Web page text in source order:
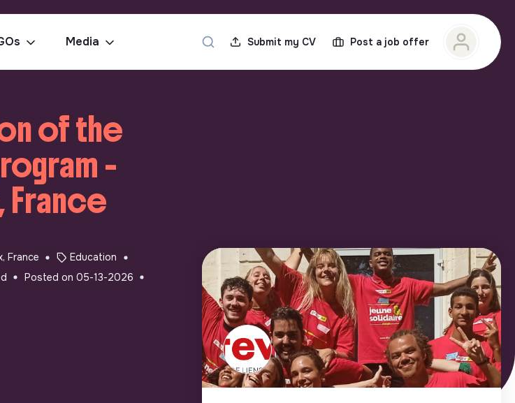
Media Submit my CV Post a job offer
of the
-
France
Education
Posted on 05-13-2026